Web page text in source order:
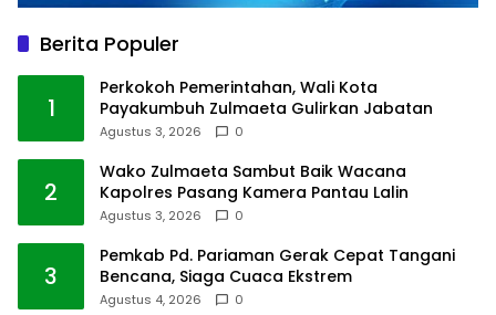
Berita Populer
1
Perkokoh Pemerintahan, Wali Kota
Payakumbuh Zulmaeta Gulirkan Jabatan
Agustus 3, 2026 0
2
Wako Zulmaeta Sambut Baik Wacana
Kapolres Pasang Kamera Pantau Lalin
Agustus 3, 2026 0
3
Pemkab Pd. Pariaman Gerak Cepat Tangani
Bencana, Siaga Cuaca Ekstrem
Agustus 4, 2026 0